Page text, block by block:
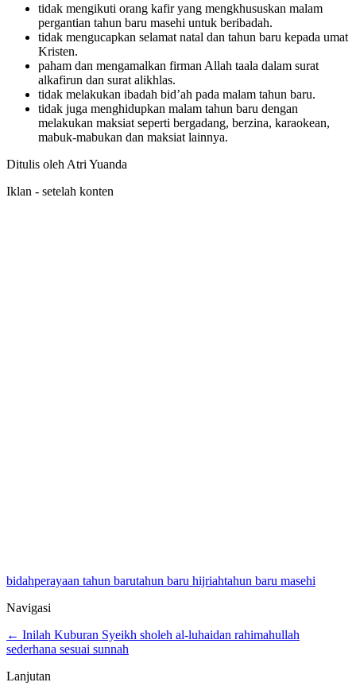
tidak mengikuti orang kafir yang mengkhususkan malam
pergantian tahun baru masehi untuk beribadah.
tidak mengucapkan selamat natal dan tahun baru kepada umat
Kristen.
paham dan mengamalkan firman Allah taala dalam surat
alkafirun dan surat alikhlas.
tidak melakukan ibadah bid’ah pada malam tahun baru.
tidak juga menghidupkan malam tahun baru dengan
melakukan maksiat seperti bergadang, berzina, karaokean,
mabuk-mabukan dan maksiat lainnya.
Ditulis oleh Atri Yuanda
Iklan - setelah konten
bidahperayaan tahun barutahun baru hijriahtahun baru masehi
Navigasi
← Inilah Kuburan Syeikh sholeh al-luhaidan rahimahullah
sederhana sesuai sunnah
Lanjutan